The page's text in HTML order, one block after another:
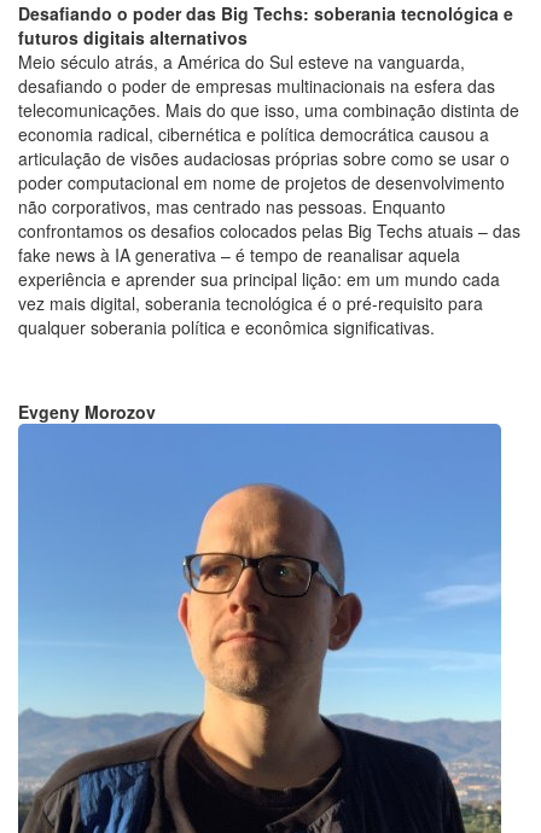
Desafiando o poder das Big Techs: soberania tecnológica e
futuros digitais alternativos
Meio século atrás, a América do Sul esteve na vanguarda,
desafiando o poder de empresas multinacionais na esfera das
telecomunicações. Mais do que isso, uma combinação distinta de
economia radical, cibernética e política democrática causou a
articulação de visões audaciosas próprias sobre como se usar o
poder computacional em nome de projetos de desenvolvimento
não corporativos, mas centrado nas pessoas. Enquanto
confrontamos os desafios colocados pelas Big Techs atuais – das
fake news à IA generativa – é tempo de reanalisar aquela
experiência e aprender sua principal lição: em um mundo cada
vez mais digital, soberania tecnológica é o pré-requisito para
qualquer soberania política e econômica significativas.
Evgeny Morozov